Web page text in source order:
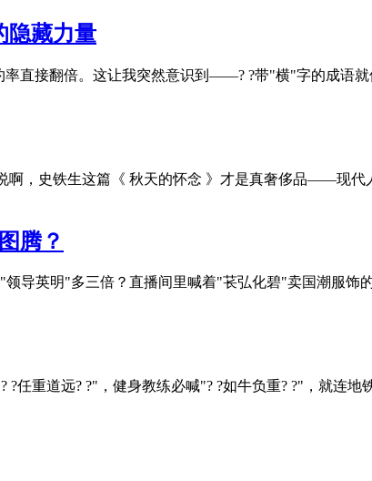
隐藏力量
直接翻倍。这让我突然意识到——? ?带"横"字的成语
啊，史铁生这篇《 秋天的怀念 》才是真奢侈品——现
腾？
导英明"多三倍？直播间里喊着"苌弘化碧"卖国潮服饰
任重道远? ?"，健身教练必喊"? ?如牛负重? ?"，就连